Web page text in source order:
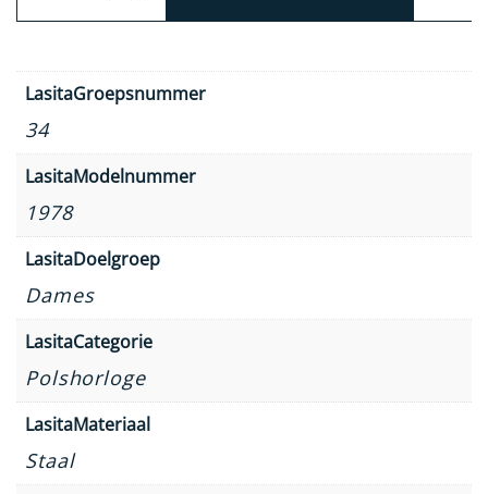
LasitaGroepsnummer
34
LasitaModelnummer
1978
LasitaDoelgroep
Dames
LasitaCategorie
Polshorloge
LasitaMateriaal
Staal